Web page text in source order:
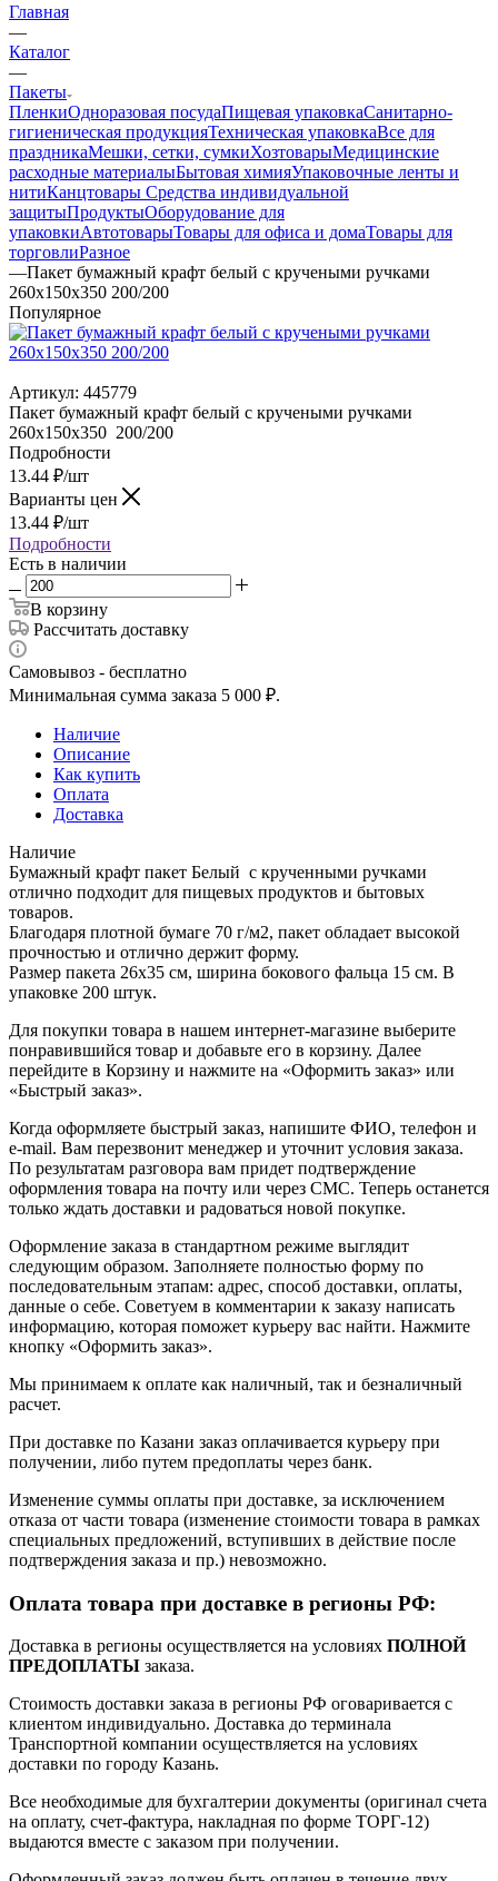
Главная
—
Каталог
—
Пакеты
ПленкиОдноразовая посудаПищевая упаковкаСанитарно-
гигиеническая продукцияТехническая упаковкаВсе для
праздникаМешки, сетки, сумкиХозтоварыМедицинские
расходные материалыБытовая химияУпаковочные ленты и
нитиКанцтовары Средства индивидуальной
защитыПродуктыОборудование для
упаковкиАвтотоварыТовары для офиса и домаТовары для
торговлиРазное
—Пакет бумажный крафт белый с кручеными ручками
260х150х350 200/200
Популярное
Артикул: 445779
Пакет бумажный крафт белый с кручеными ручками
260х150х350 200/200
Подробности
13.44 ₽/шт
Варианты цен
13.44 ₽/шт
Подробности
Есть в наличии
В корзину
Рассчитать доставку
Самовывоз - бесплатно
Минимальная сумма заказа 5 000 ₽.
Наличие
Описание
Как купить
Оплата
Доставка
Наличие
Бумажный крафт пакет Белый с крученными ручками
отлично подходит для пищевых продуктов и бытовых
товаров.
Благодаря плотной бумаге 70 г/м2, пакет обладает высокой
прочностью и отлично держит форму.
Размер пакета 26х35 см, ширина бокового фальца 15 см. В
упаковке 200 штук.
Для покупки товара в нашем интернет-магазине выберите
понравившийся товар и добавьте его в корзину. Далее
перейдите в Корзину и нажмите на «Оформить заказ» или
«Быстрый заказ».
Когда оформляете быстрый заказ, напишите ФИО, телефон и
e-mail. Вам перезвонит менеджер и уточнит условия заказа.
По результатам разговора вам придет подтверждение
оформления товара на почту или через СМС. Теперь останется
только ждать доставки и радоваться новой покупке.
Оформление заказа в стандартном режиме выглядит
следующим образом. Заполняете полностью форму по
последовательным этапам: адрес, способ доставки, оплаты,
данные о себе. Советуем в комментарии к заказу написать
информацию, которая поможет курьеру вас найти. Нажмите
кнопку «Оформить заказ».
Мы принимаем к оплате как наличный, так и безналичный
расчет.
При доставке по Казани заказ оплачивается курьеру при
получении, либо путем предоплаты через банк.
Изменение суммы оплаты при доставке, за исключением
отказа от части товара (изменение стоимости товара в рамках
специальных предложений, вступивших в действие после
подтверждения заказа и пр.) невозможно.
Оплата товара при доставке в регионы РФ:
Доставка в регионы осуществляется на условиях ПОЛНОЙ
ПРЕДОПЛАТЫ заказа.
Стоимость доставки заказа в регионы РФ оговаривается с
клиентом индивидуально. Доставка до терминала
Транспортной компании осуществляется на условиях
доставки по городу Казань.
Все необходимые для бухгалтерии документы (оригинал счета
на оплату, счет-фактура, накладная по форме ТОРГ-12)
выдаются вместе с заказом при получении.